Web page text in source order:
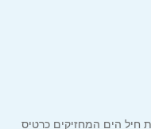
חיל הים המחזיקים כרטיס